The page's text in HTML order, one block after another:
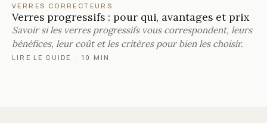
VERRES CORRECTEURS
Verres progressifs : pour qui, avantages et prix
Savoir si les verres progressifs vous correspondent, leurs
bénéfices, leur coût et les critères pour bien les choisir.
LIRE LE GUIDE · 10 MIN